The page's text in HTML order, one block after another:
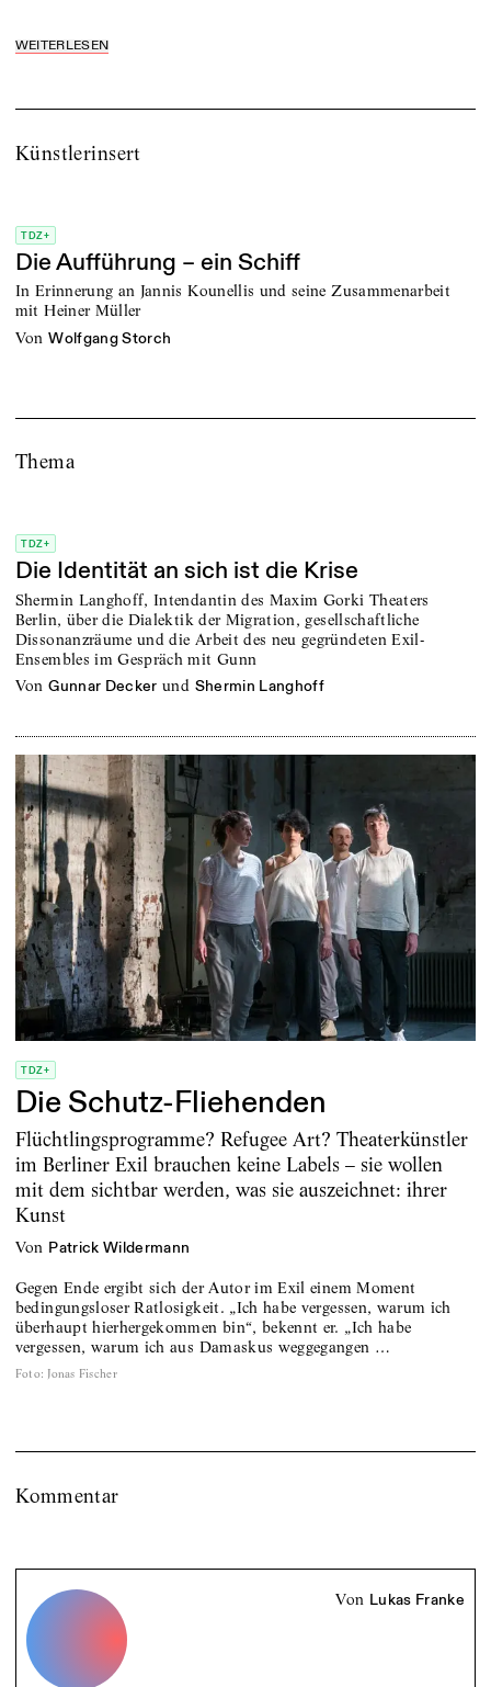
WEITERLESEN
Künstlerinsert
TDZ+
Die Aufführung – ein Schiff
In Erinnerung an Jannis Kounellis und seine Zusammenarbeit
mit Heiner Müller
von Wolfgang Storch
Thema
TDZ+
Die Identität an sich ist die Krise
Shermin Langhoff, Intendantin des Maxim Gorki Theaters
Berlin, über die Dialektik der Migration, gesellschaftliche
Dissonanzräume und die Arbeit des neu gegründeten Exil-
Ensembles im Gespräch mit Gunn
von Gunnar Decker und Shermin Langhoff
TDZ+
Die Schutz-Fliehenden
Flüchtlingsprogramme? Refugee Art? Theaterkünstler
im Berliner Exil brauchen keine Labels – sie wollen
mit dem sichtbar werden, was sie auszeichnet: ihrer
Kunst
von Patrick Wildermann
Gegen Ende ergibt sich der Autor im Exil einem Moment
bedingungsloser Ratlosigkeit. „Ich habe vergessen, warum ich
überhaupt hierhergekommen bin“, bekennt er. „Ich habe
vergessen, warum ich aus Damaskus weggegangen …
Foto: Jonas Fischer
Kommentar
von Lukas Franke